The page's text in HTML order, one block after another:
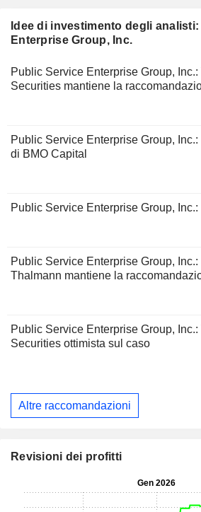
Idee di investimento degli
Enterprise Group, Inc.
Public Service Enterprise Group,
Securities mantiene la
Public Service Enterprise Group,
di BMO Capital
Public Service Enterprise Group,
Public Service Enterprise Group,
Thalmann mantiene la
Public Service Enterprise Group,
Securities ottimista sul caso
Altre raccomandazioni
Revisioni dei profitti